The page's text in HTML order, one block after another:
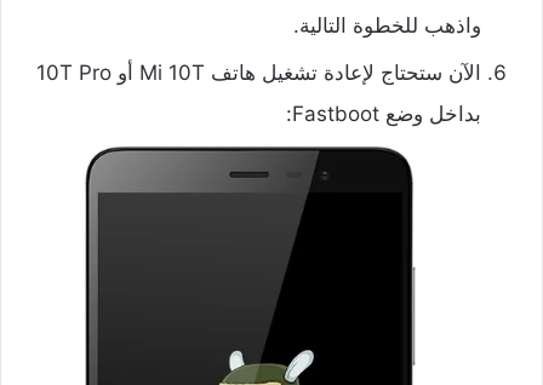
واذهب للخطوة التالية.
الآن ستحتاج لإعادة تشغيل هاتف Mi 10T أو 10T Pro
بداخل وضع Fastboot: